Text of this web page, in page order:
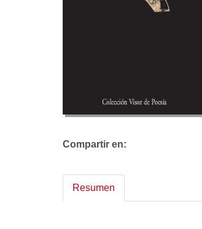
Compartir en:
Resumen